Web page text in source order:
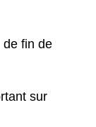
de fin de
sur